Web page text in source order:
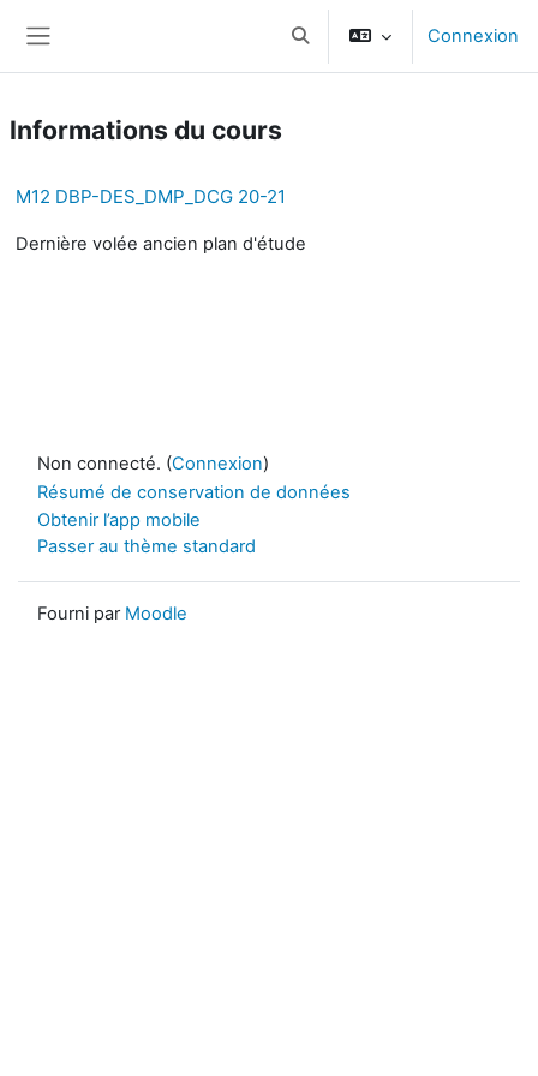
Activer/désactiver la saisie
Connexion
Informations du cours
M12 DBP-DES_DMP_DCG 20-21
Dernière volée ancien plan d'étude
Non connecté. (Connexion)
Résumé de conservation de données
Obtenir l’app mobile
Passer au thème standard
Fourni par Moodle